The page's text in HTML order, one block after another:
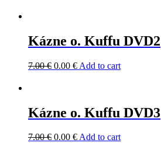
Kázne o. Kuffu DVD2
7.00€ 0.00 € Add to cart
Kázne o. Kuffu DVD3
7.00€ 0.00 €Add to cart